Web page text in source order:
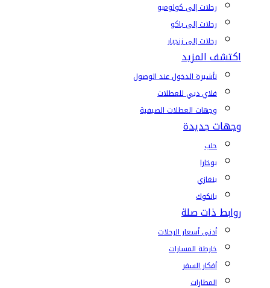
رحلات إلى كولومبو
رحلات إلى باكو
رحلات إلى زنجبار
اكتشف المزيد
تأشيرة الدخول عند الوصول
فلاي دبي للعطلات
وجهات العطلات الصيفية
وجهات جديدة
حلب
بوخارا
بنغازي
بانكوك
روابط ذات صلة
أدنى أسعار الرحلات
خارطة المسارات
أفكار السفر
المطارات